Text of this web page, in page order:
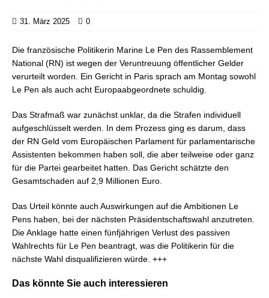
31. März 2025 0
Die französische Politikerin Marine Le Pen des Rassemblement
National (RN) ist wegen der Veruntreuung öffentlicher Gelder
verurteilt worden. Ein Gericht in Paris sprach am Montag sowohl
Le Pen als auch acht Europaabgeordnete schuldig.
Das Strafmaß war zunächst unklar, da die Strafen individuell
aufgeschlüsselt werden. In dem Prozess ging es darum, dass
der RN Geld vom Europäischen Parlament für parlamentarische
Assistenten bekommen haben soll, die aber teilweise oder ganz
für die Partei gearbeitet hatten. Das Gericht schätzte den
Gesamtschaden auf 2,9 Millionen Euro.
Das Urteil könnte auch Auswirkungen auf die Ambitionen Le
Pens haben, bei der nächsten Präsidentschaftswahl anzutreten.
Die Anklage hatte einen fünfjährigen Verlust des passiven
Wahlrechts für Le Pen beantragt, was die Politikerin für die
nächste Wahl disqualifizieren würde. +++
Das könnte Sie auch interessieren